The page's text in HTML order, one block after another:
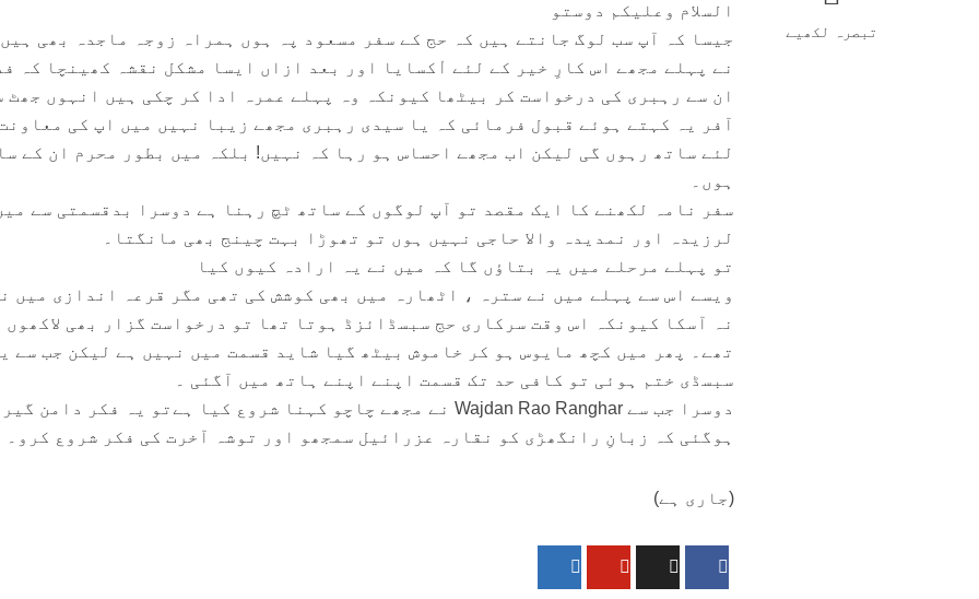
تبصرہ لکھیے
السلام وعلیکم دوستو
جیسا کہ آپ سب لوگ جانتے ہیں کہ حج کے سفر مسعود پہ ہوں ہمراہ زوجہ ماجدہ بھی
نے پہلے مجھے اس کارِ خیر کے لئے اْکسایا اور بعد ازاں ایسا مشکل نقشہ کھینچا کہ
ان سے رہبری کی درخواست کر بیٹھا کیونکہ وہ پہلے عمرہ ادا کر چکی ہیں انہوں جھٹ
آفر یہ کہتے ہوئے قبول فرمائی کہ یا سیدی رہبری مجھے زیبا نہیں میں اپ کی
لئے ساتھ رہوں گی لیکن اب مجھے احساس ہو رہا کہ نہیں! بلکہ میں بطور محرم ان کے
ہوں۔
سفر نامہ لکھنے کا ایک مقصد تو آپ لوگوں کے ساتھ ٹچ رہنا ہے دوسرا بدقسمتی سے
لرزیدہ اور نمدیدہ والا حاجی نہیں ہوں تو تھوڑا بہت چینج بھی مانگتا۔
تو پہلے مرحلے میں یہ بتاؤں گا کہ میں نے یہ ارادہ کیوں کیا
ویسے اس سے پہلے میں نے سترہ ، اٹھارہ میں بھی کوشش کی تھی مگر قرعہ اندازی میں
نہ آسکا کیونکہ اس وقت سرکاری حج سبسڈائزڈ ہوتا تھا تو درخواست گزار بھی لاکھوں
تھے۔ پھر میں کچھ مایوس ہو کر خاموش بیٹھ گیا شاید قسمت میں نہیں ہے لیکن جب سے
سبسڈی ختم ہوئی تو کافی حد تک قسمت اپنے اپنے ہاتھ میں آگئی ۔
دوسرا جب سے Wajdan Rao Ranghar نے مجھے چاچو کہنا شروع کیا ہےتو یہ فکر دامن گیر
ہوگئی کہ زبانِ رانگھڑی کو نقارہ عزرائیل سمجھو اور توشہ آخرت کی فکر شروع کرو۔
(جاری ہے)